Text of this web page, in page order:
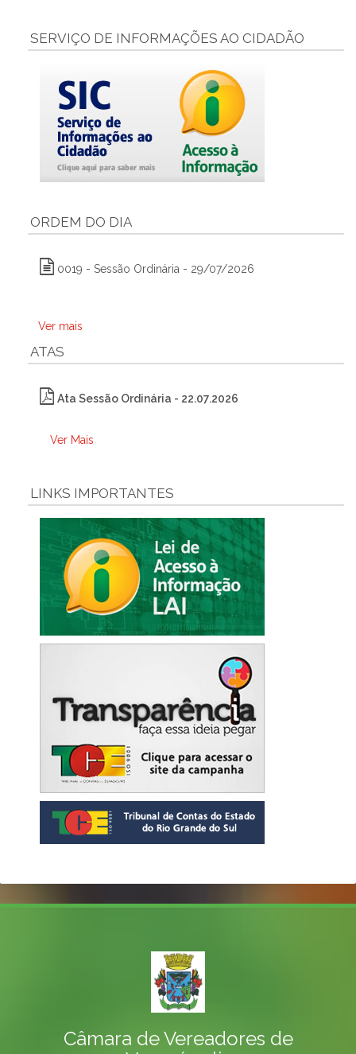
SERVIÇO DE INFORMAÇÕES AO CIDADÃO
ORDEM DO DIA
0019 - Sessão Ordinária - 29/07/2026
Ver mais
ATAS
Ata Sessão Ordinária - 22.07.2026
Ver Mais
LINKS IMPORTANTES
Câmara de Vereadores de